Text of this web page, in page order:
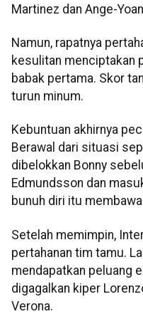
Martinez dan Ange-
Namun, rapatnya
kesulitan menciptakan
babak pertama. Skor
turun minum.
Kebuntuan akhirnya
Berawal dari situasi
dibelokkan Bonny
Edmundsson dan
bunuh diri itu
Setelah memimpin,
pertahanan tim tamu.
mendapatkan peluang
digagalkan kiper
Verona.